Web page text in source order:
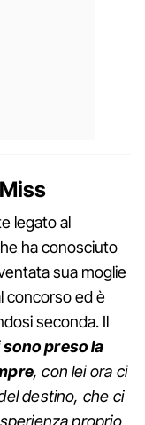
legato al
ha conosciuto
sua moglie
concorso ed è
seconda. Il
sono preso la
, con lei ora ci
destino, che ci
proprio